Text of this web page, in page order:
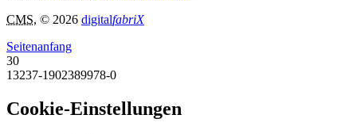
CMS, © 2026 digitalfabriX
Seitenanfang
30
13237-1902389978-0
Cookie-Einstellungen